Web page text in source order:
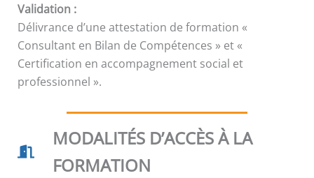
Validation :
Délivrance d’une attestation de formation «
Consultant en Bilan de Compétences » et «
Certification en accompagnement social et
professionnel ».
MODALITÉS D’ACCÈS À LA
FORMATION